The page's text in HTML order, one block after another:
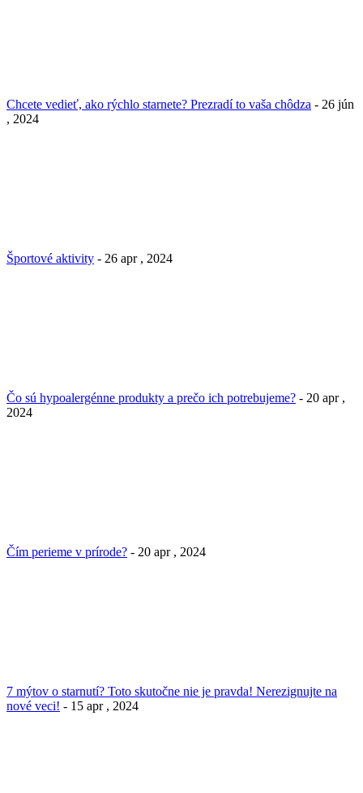
Chcete vedieť, ako rýchlo starnete? Prezradí to vaša chôdza - 26 jún
, 2024
Športové aktivity - 26 apr , 2024
Čo sú hypoalergénne produkty a prečo ich potrebujeme? - 20 apr ,
2024
Čím perieme v prírode? - 20 apr , 2024
7 mýtov o starnutí? Toto skutočne nie je pravda! Nerezignujte na
nové veci! - 15 apr , 2024